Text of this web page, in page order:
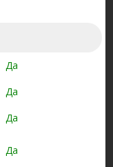
Да
Да
Да
Да